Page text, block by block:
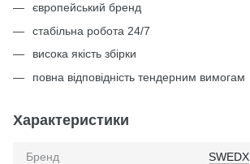
європейський бренд
стабільна робота 24/7
висока якість збірки
повна відповідність тендерним вимогам
Характеристики
Бренд SWEDX